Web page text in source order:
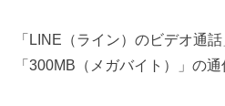
「LINE（ライン）のビデオ通
「300MB（メガバイト）」の